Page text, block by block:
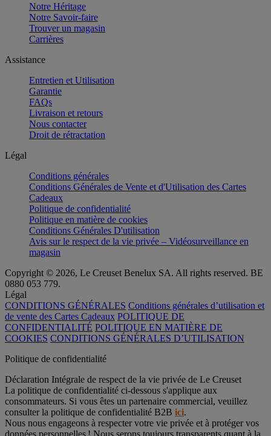
Notre Héritage
Notre Savoir-faire
Trouver un magasin
Carrières
Assistance
Entretien et Utilisation
Garantie
FAQs
Livraison et retours
Nous contacter
Droit de rétractation
Légal
Conditions générales
Conditions Générales de Vente et d'Utilisation des Cartes
Cadeaux
Politique de confidentialité
Politique en matière de cookies
Conditions Générales D'utilisation
Avis sur le respect de la vie privée – Vidéosurveillance en
magasin
Copyright © 2026, Le Creuset Benelux SA. All rights reserved. BE
0880 053 779.
Légal
CONDITIONS GÉNÉRALES Conditions générales d’utilisation et
de vente des Cartes Cadeaux POLITIQUE DE
CONFIDENTIALITÉ POLITIQUE EN MATIÈRE DE
COOKIES CONDITIONS GÉNÉRALES D’UTILISATION
Politique de confidentialité
Déclaration Intégrale de respect de la vie privée de Le Creuset
La politique de confidentialité ci-dessous s'applique aux
consommateurs. Si vous êtes un partenaire commercial, veuillez
consulter la politique de confidentialité B2B ici.
Nous nous engageons à respecter votre vie privée et à protéger vos
données personnelles ! Nous serons toujours transparents quant à la